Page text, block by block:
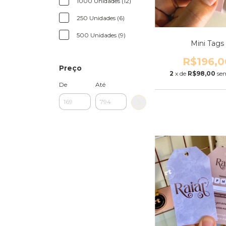
250 Unidades (6)
500 Unidades (9)
Preço
De Até
Mini Tags
2 x de R$98,00